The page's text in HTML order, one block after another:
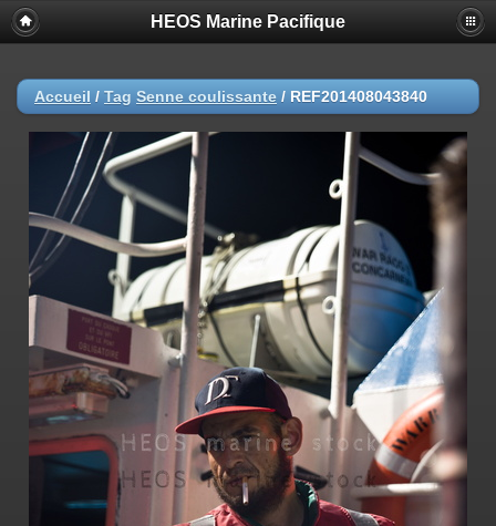
HEOS Marine Pacifique
Accueil / Tag Senne coulissante / REF201408043840